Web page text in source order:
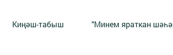
Киңәш-табыш "Минем яраткан